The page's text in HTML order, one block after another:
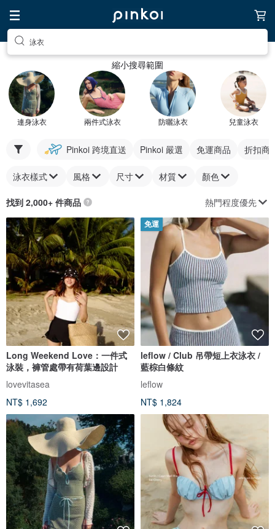
泳衣
縮小搜尋範圍
連身泳衣 兩件式泳衣 防曬泳衣 兒童泳衣
Pinkoi 跨境直送 Pinkoi 嚴選 免運商品 折扣商
泳衣樣式 風格 尺寸 材質 顏色
找到 2,000+ 件商品 熱門程度優先
Long Weekend Love：一件式
泳裝，褲管處帶有荷葉邊設計
lovevitasea
NT$ 1,692
免運
leflow / Club 吊帶短上衣泳衣 /
藍棕白條紋
leflow
NT$ 1,824